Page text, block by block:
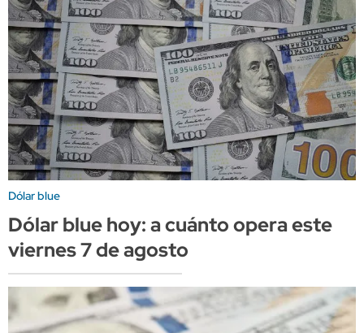
Dólar blue
Dólar blue hoy: a cuánto opera este
viernes 7 de agosto